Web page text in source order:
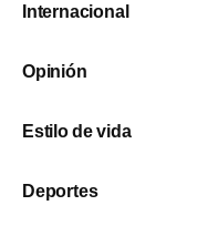
Internacional
Opinión
Estilo de vida
Deportes